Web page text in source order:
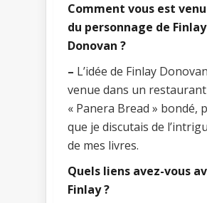
Comment vous est
du personnage de Finlay
Donovan ?
– L’idée de Finlay
venue dans un restaurant
« Panera Bread » bondé,
que je discutais de
de mes livres.
Quels liens avez-vous
Finlay ?